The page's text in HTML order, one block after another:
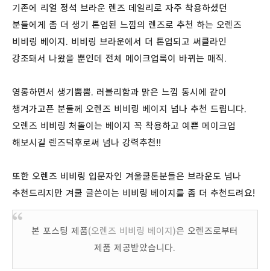
기존에 리얼 정석 브라운 렌즈 데일리로 자주 착용하셨던
분들에게 좀 더 생기 톤업된 느낌의 렌즈로 추천 하는 오렌즈
비비링 베이지. 비비링 브라운에서 더 톤업되고 써클라인
강조돼서 나왔을 뿐인데 전체 메이크업룩이 바뀌는 매직.
영롱하면서 생기뿜뿜. 러블리함과 맑은 느낌 동시에 같이
챙겨가고픈 분들께 오렌즈 비비링 베이지 넘나 추천 드립니다.
오렌즈 비비링 처돌이는 베이지 꼭 착용하고 예쁜 메이크업
해보시길 렌즈덕후로써 넘나 강력추천!!
또한 오렌즈 비비링 입문자인 겨울쿨톤분들은 브라운도 넘나
추천드리지만 겨쿨 글쓴이는 비비링 베이지를 좀 더 추천드려요!
본 포스팅 제품(오렌즈 비비링 베이지)은 오렌즈로부터
제품 제공받았습니다.